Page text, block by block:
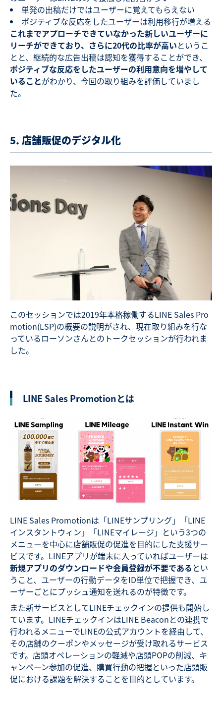
単発の出稿だけではユーザーに覚えてもらえない
ポジティブな反応をしたユーザーは利用移行が増える
これまでアプローチできていなかった新しいユーザーに
リーチができており、さらに20代の比率が高いというこ
とと、 継続的な広告出稿は認知を獲得することができ、
ポジティブな反応をしたユーザーの利用意向を増やして
いることがわかり、今回の取り組みを評価していまし
た。
5. 店舗販促のデジタル化
このセッションでは2019年本格稼働するLINE Sales Pro
motion(LSP)の概要の説明がされ、現在取り組みを行な
っているローソンさんとのトークセッションが行われま
した。
LINE Sales Promotionとは
LINE Sales Promotionは「LINEサンプリング」「LINE
インスタントウィン」「LINEマイレージ」という3つの
メニューを中心に店舗販促の促進を目的にした支援サー
ビスです。 LINEアプリが端末に入っていればユーザーは
新規アプリのダウンロードや会員登録が不要である とい
うこと、ユーザーの行動データをID単位で把握でき、ユ
ーザーごとにプッシュ通知を送れるのが特徴です。
また新サービスとしてLINEチェックインの提供も開始し
ています。LINEチェックインはLINE Beaconとの連携で
行われるメニューでLINEの公式アカウントを経由して、
その店舗のクーポンやメッセージが受け取れるサービス
です。 店頭オペレーションの軽減や店頭POPの削減、キ
ャンペーン参加の促進、購買行動の把握といった店頭販
促における課題を解決することを目的としています。